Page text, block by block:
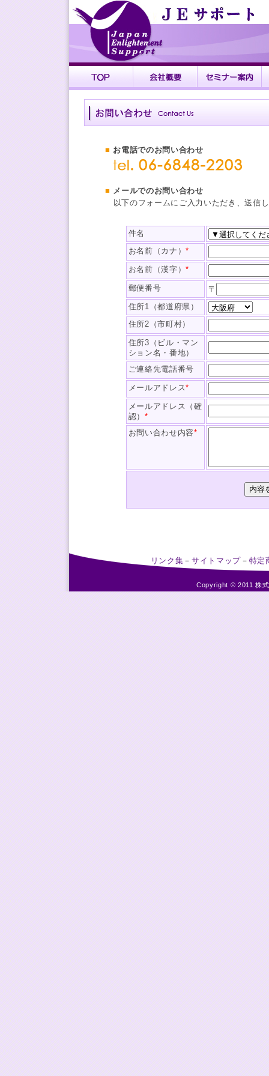
■ お電話でのお問い合わせ
■ メールでのお問い合わせ
以下のフォームにご入力いただき、送信
件名
お名前（カナ）*
お名前（漢字）*
郵便番号
〒
住所1（都道府県）
住所2（市町村）
住所3（ビル・マン
ション名・番地）
ご連絡先電話番号
メールアドレス*
メールアドレス（確
認） *
お問い合わせ内容*
リンク集 －サイトマップ － 特定
Copyright © 2011 株